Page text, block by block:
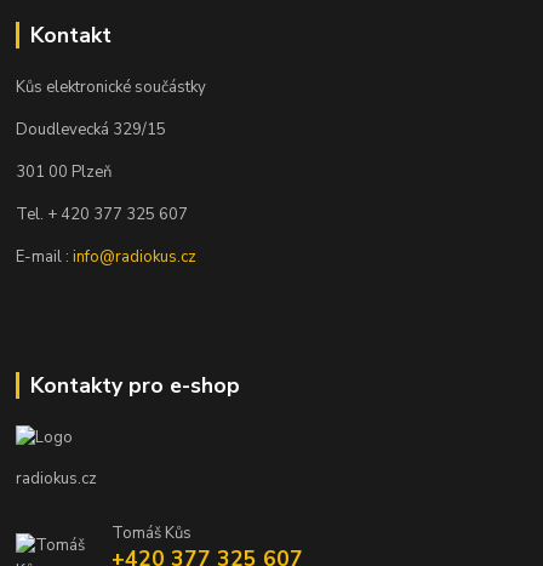
Kontakt
Kůs elektronické součástky
Doudlevecká 329/15
301 00 Plzeň
Tel. + 420 377 325 607
E-mail :info@radiokus.cz
Kontakty pro e-shop
radiokus.cz
Tomáš Kůs
+420 377 325 607